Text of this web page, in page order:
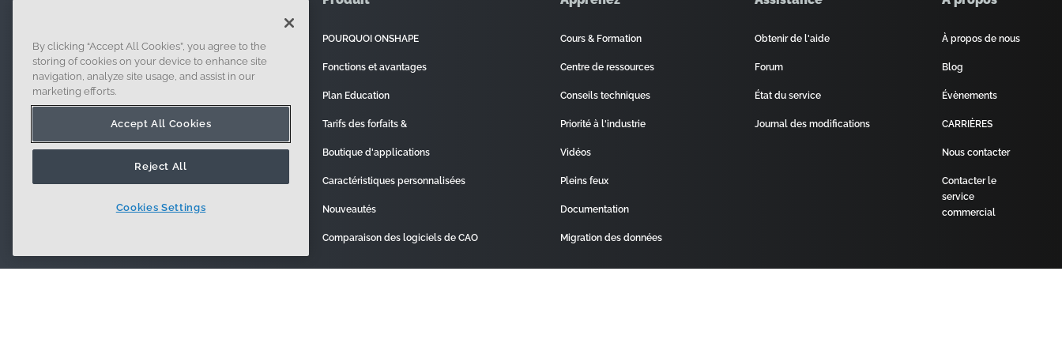
121 Seaport Boulevard, Boston, MA 02210
POURQUOI ONSHAPE
Fonctions et avantages
Plan Education
Tarifs des forfaits &
Boutique d'applications
Caractéristiques personnalisées
Nouveautés
Comparaison des logiciels de CAO
Cours & Formation
Centre de ressources
Conseils techniques
Priorité à l'industrie
Vidéos
Pleins feux
Documentation
Migration des données
Obtenir de l'aide
Forum
État du service
Journal des modifications
À propos de nous
Blog
Évènements
CARRIÈRES
Nous contacter
Contacter le
service
commercial
By clicking “Accept All Cookies”, you agree to the
storing of cookies on your device to enhance site
navigation, analyze site usage, and assist in our
marketing efforts.
Accept All Cookies
Reject All
Cookies Settings